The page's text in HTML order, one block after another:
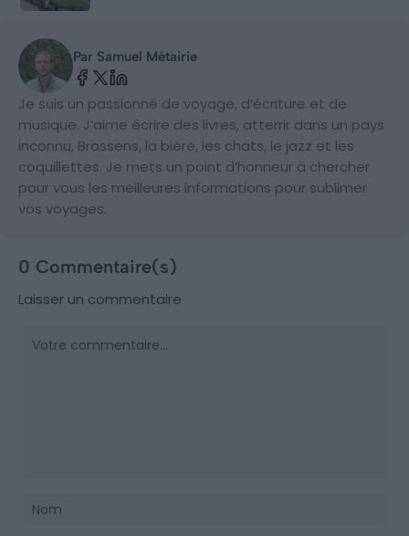
Par Samuel Métairie
Je suis un passionné de voyage, d’écriture et de
musique. J’aime écrire des livres, atterrir dans un pays
inconnu, Brassens, la bière, les chats, le jazz et les
coquillettes. Je mets un point d’honneur à chercher
pour vous les meilleures informations pour sublimer
vos voyages.
0 Commentaire(s)
Laisser un commentaire